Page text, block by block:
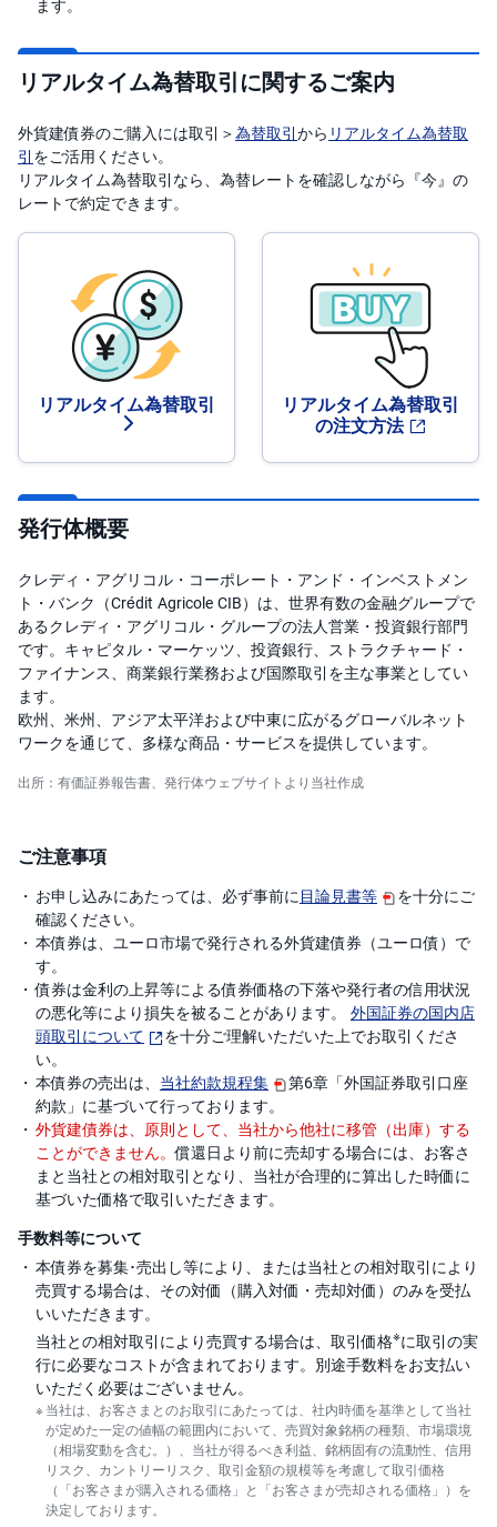
リアルタイム為替取引に関するご案内
外貨建債券のご購入には取引＞為替取引から リアルタイム為替取
引 をご活用ください。
リアルタイム為替取引なら、為替レートを確認しながら『今』の
レートで約定できます。
リアルタイム為替取引
リアルタイム為替取引
の注文方法
発行体概要
クレディ・アグリコル・コーポレート・アンド・インベストメン
ト・バンク（Crédit Agricole CIB）は、世界有数の金融グループで
あるクレディ・アグリコル・グループの法人営業・投資銀行部門
です。キャピタル・マーケッツ、投資銀行、ストラクチャード・
ファイナンス、商業銀行業務および国際取引を主な事業としてい
ます。
欧州、米州、アジア太平洋および中東に広がるグローバルネット
ワークを通じて、多様な商品・サービスを提供しています。
出所：有価証券報告書、発行体ウェブサイトより当社作成
ご注意事項
お申し込みにあたっては、必ず事前に目論見書等
を十分にご
確認ください。
本債券は、ユーロ市場で発行される外貨建債券（ユーロ債）で
す。
債券は金利の上昇等による債券価格の下落や発行者の信用状況
の悪化等により損失を被ることがあります。 外国証券の国内店
頭取引について
を十分ご理解いただいた上でお取引くださ
い。
本債券の売出は、 当社約款規程集
第6章「外国証券取引口座
約款」に基づいて行っております。
外貨建債券は、原則として、当社から他社に移管（出庫）する
ことができません。償還日より前に売却する場合には、お客さ
まと当社との相対取引となり、当社が合理的に算出した時価に
基づいた価格で取引いただきます。
手数料等について
本債券を募集･売出し等により、または当社との相対取引により
売買する場合は、その対価（購入対価・売却対価）のみを受払
いいただきます。
当社との相対取引により売買する場合は、取引価格※に取引の実
行に必要なコストが含まれております。別途手数料をお支払い
いただく必要はございません。
当社は、お客さまとのお取引にあたっては、社内時価を基準として当社
が定めた一定の値幅の範囲内において、売買対象銘柄の種類、市場環境
（相場変動を含む。）、当社が得るべき利益、銘柄固有の流動性、信用
リスク、カントリーリスク、取引金額の規模等を考慮して取引価格
（「お客さまが購入される価格」と「お客さまが売却される価格」）を
決定しております。